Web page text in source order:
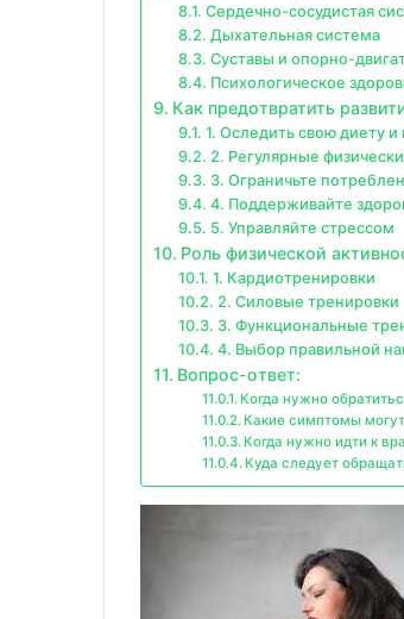
Сердечно-сосудистая
Дыхательная система
Суставы и опорно-
Психологическое
Как предотвратить
1. Оследить свою диету и
2. Регулярные
3. Ограничьте
4. Поддерживайте
5. Управляйте стрессом
Роль физической
1. Кардиотренировки
2. Силовые тренировки
3. Функциональные
4. Выбор правильной
Вопрос-ответ:
Когда нужно
Какие симптомы
Когда нужно идти к
Куда следует